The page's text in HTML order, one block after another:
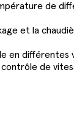
de
et la
en différentes
de